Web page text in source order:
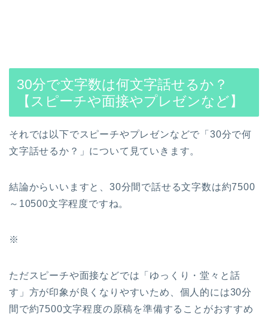
30分で文字数は何文字話せるか？
【スピーチや面接やプレゼンなど】
それでは以下でスピーチやプレゼンなどで「30分で何
文字話せるか？」について見ていきます。
結論からいいますと、30分間で話せる文字数は約7500
～10500文字程度ですね。
※
ただスピーチや面接などでは「ゆっくり・堂々と話
す」方が印象が良くなりやすいため、個人的には30分
間で約7500文字程度の原稿を準備することがおすすめ